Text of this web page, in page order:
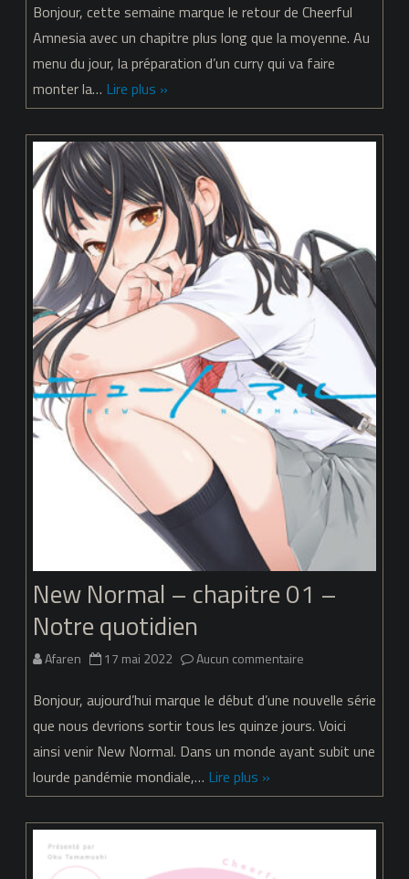
Amnesia
–
09
Bonjour, cette semaine marque le retour de Cheerful
Amnesia avec un chapitre plus long que la moyenne. Au
menu du jour, la préparation d’un curry qui va faire
monter la… Lire plus »
New Normal – chapitre 01 –
Notre quotidien
Afaren 17 mai 2022 Aucun commentaire
Normal
–
01
Bonjour, aujourd’hui marque le début d’une nouvelle série
que nous devrions sortir tous les quinze jours. Voici
ainsi venir New Normal. Dans un monde ayant subit une
lourde pandémie mondiale,… Lire plus »